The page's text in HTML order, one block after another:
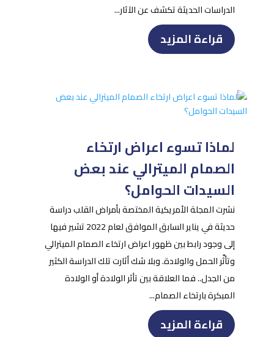
الدراسات الحديثة تكشف عن الآثار...
قراءة المزيد
لماذا تسوء اعراض ارتخاء
الصمام الميترالي عند بعض
السيدات الحوامل؟
نشرت المجلة الأمريكية المختصة بأمراض القلب دراسة
حديثة في يناير السابق الموافق لعام 2022 تشير فيها
إلى وجود رابط بين ظهور اعراض ارتخاء الصمام الميترالي
وتأثّر الحمل والولادة. وبلا شك أثارت تلك الدراسة الكثير
من الجدل.. فما العلاقة بين تأثر الولادة أو الولادة
المبكرة بارتخاء الصمام...
قراءة المزيد